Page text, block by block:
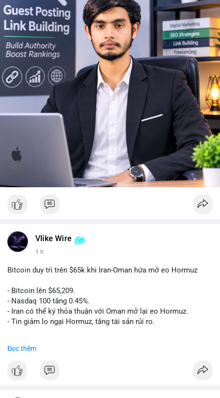
Lời khuyên ngắn gọn cho nhà đầu tư nhỏ lẻ: Theo dõi sát biến
động thanh khoản trên các sàn lớn trong 24-48 giờ tới. Không
nên FOMO hoặc hoảng loạn bán tháo khi thấy lệnh chuyển lớn.
Hãy đặt lệnh dừng lỗ hợp lý và chờ xác nhận xu hướng rõ ràng
trước khi vào lệnh mới.
#10btc #650kusd #chotloinganhan
#tichluydaihan
#btcmempool
Vlike Wire
1 h
Bitcoin duy trì trên $65k khi Iran-Oman hứa mở eo Hormuz
- Bitcoin lên $65,209.
- Nasdaq 100 tăng 0.45%.
- Iran có thể ký thỏa thuận với Oman mở lại eo Hormuz.
- Tin giảm lo ngại Hormuz, tăng tài sản rủi ro.
Đọc thêm